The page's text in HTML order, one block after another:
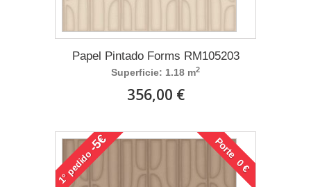
Papel Pintado Forms RM105203
Superficie: 1.18 m2
356,00 €
1°
pedido
-5€ Porte 0 €